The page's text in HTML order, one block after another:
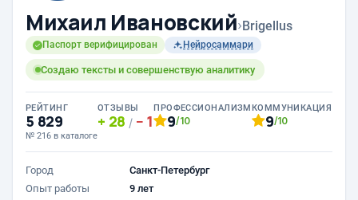
Михаил Ивановский›Brigellus
Паспорт верифицирован Нейросаммари
Создаю тексты и совершенствую аналитику
РЕЙТИНГ
5 829
№ 216 в каталоге
ОТЗЫВЫ
28 / 1
ПРОФЕССИОНАЛИЗМ
9/10
КОММУНИКАЦИЯ
9/10
Город
Санкт-Петербург
Опыт работы
9 лет